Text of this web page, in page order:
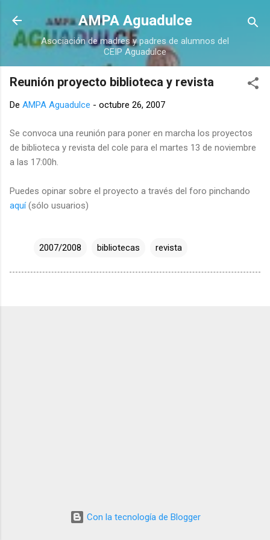
Ir al contenido principal
AMPA Aguadulce
Asociación de madres y padres de alumnos del
CEIP Aguadulce
Reunión proyecto biblioteca y revista
De AMPA Aguadulce - octubre 26, 2007
Se convoca una reunión para poner en marcha los proyectos
de biblioteca y revista del cole para el martes 13 de noviembre
a las 17:00h.
Puedes opinar sobre el proyecto a través del foro pinchando
aquí(sólo usuarios)
2007/2008 bibliotecas revista
Con la tecnología de Blogger